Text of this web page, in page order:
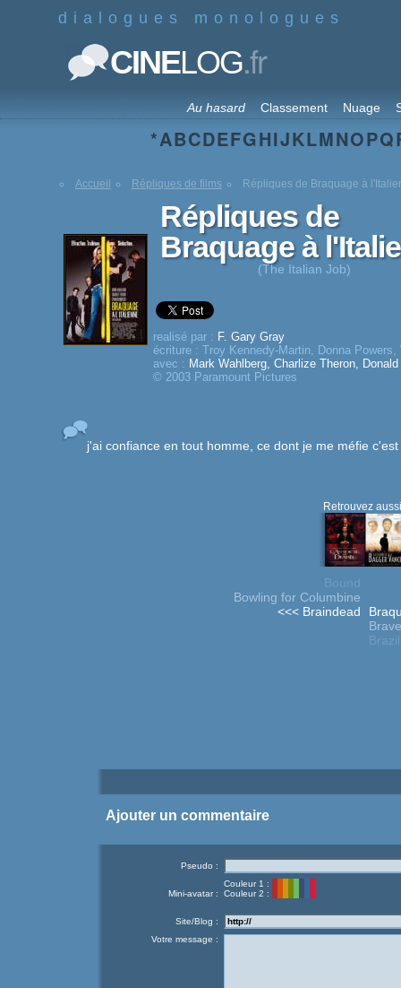
dialogues monologues
CINELOG.fr
Au hasard Classement Nuage
*ABCDEFGHIJKLMNOPQ
Accueil Répliques de films Répliques de Braquage à
Répliques de
Braquage à
(The Italian Job)
realisé par : F. Gary Gray
écriture : Troy Kennedy-Martin, Donna Powers,
avec : Mark Wahlberg, Charlize Theron,
© 2003 Paramount Pictures
j'ai confiance en tout homme, ce dont je me méfie
Retrouvez
Bound
Bowling for Columbine
<<< Braindead
Brazil
Ajouter un commentaire
Pseudo :
Mini-avatar :
Couleur 1 :
Couleur 2 :
Site/Blog :
Votre message :